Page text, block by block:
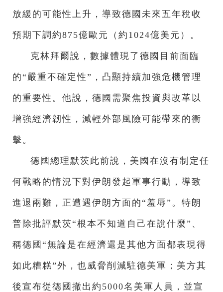
放緩的可能性上升，導致德國未來五年稅收
預期下調約875億歐元（約1024億美元）。
克林拜爾說，數據體現了德國目前面臨
的“嚴重不確定性”，凸顯持續加強危機管理
的重要性。他說，德國需聚焦投資與改革以
增強經濟韌性，減輕外部風險可能帶來的衝
擊。
德國總理默茨此前說，美國在沒有制定任
何戰略的情況下對伊朗發起軍事行動，導致
進退兩難，正遭遇伊朗方面的“羞辱”。特朗
普除批評默茨“根本不知道自己在說什麼”、
稱德國“無論是在經濟還是其他方面都表現得
如此糟糕”外，也威脅削減駐德美軍；美方其
後宣布從德國撤出約5000名美軍人員，並宣